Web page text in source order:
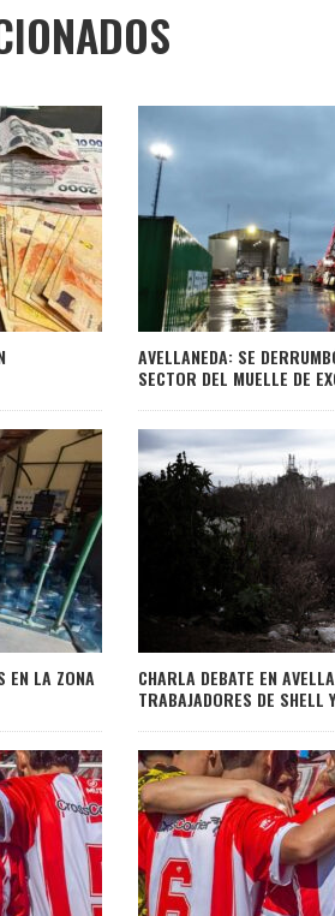
AVELLANEDA: SE
SECTOR DEL MUELLE DE
EN LA ZONA
CHARLA DEBATE EN
TRABAJADORES DE SHELL